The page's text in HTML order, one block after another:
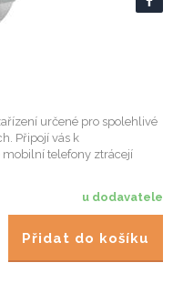
určené pro spolehlivé
Připojí vás k
telefony ztrácejí
u dodavatele
Přidat do košíku